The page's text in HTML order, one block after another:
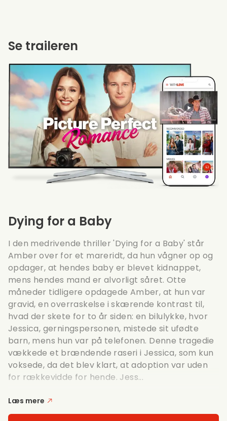
Dying for a Baby
I den medrivende thriller 'Dying for a Baby' står
Amber over for et mareridt, da hun vågner op og
opdager, at hendes baby er blevet kidnappet,
mens hendes mand er alvorligt såret. Otte
måneder tidligere opdagede Amber, at hun var
gravid, en overraskelse i skærende kontrast til,
hvad der skete for to år siden: en bilulykke, hvor
Jessica, gerningspersonen, mistede sit ufødte
barn, mens hun var på telefonen. Denne tragedie
vækkede et brændende raseri i Jessica, som kun
voksede, da det blev klart, at adoption var uden
for rækkevidde for hende. Jess...
Læs mere
Se traileren